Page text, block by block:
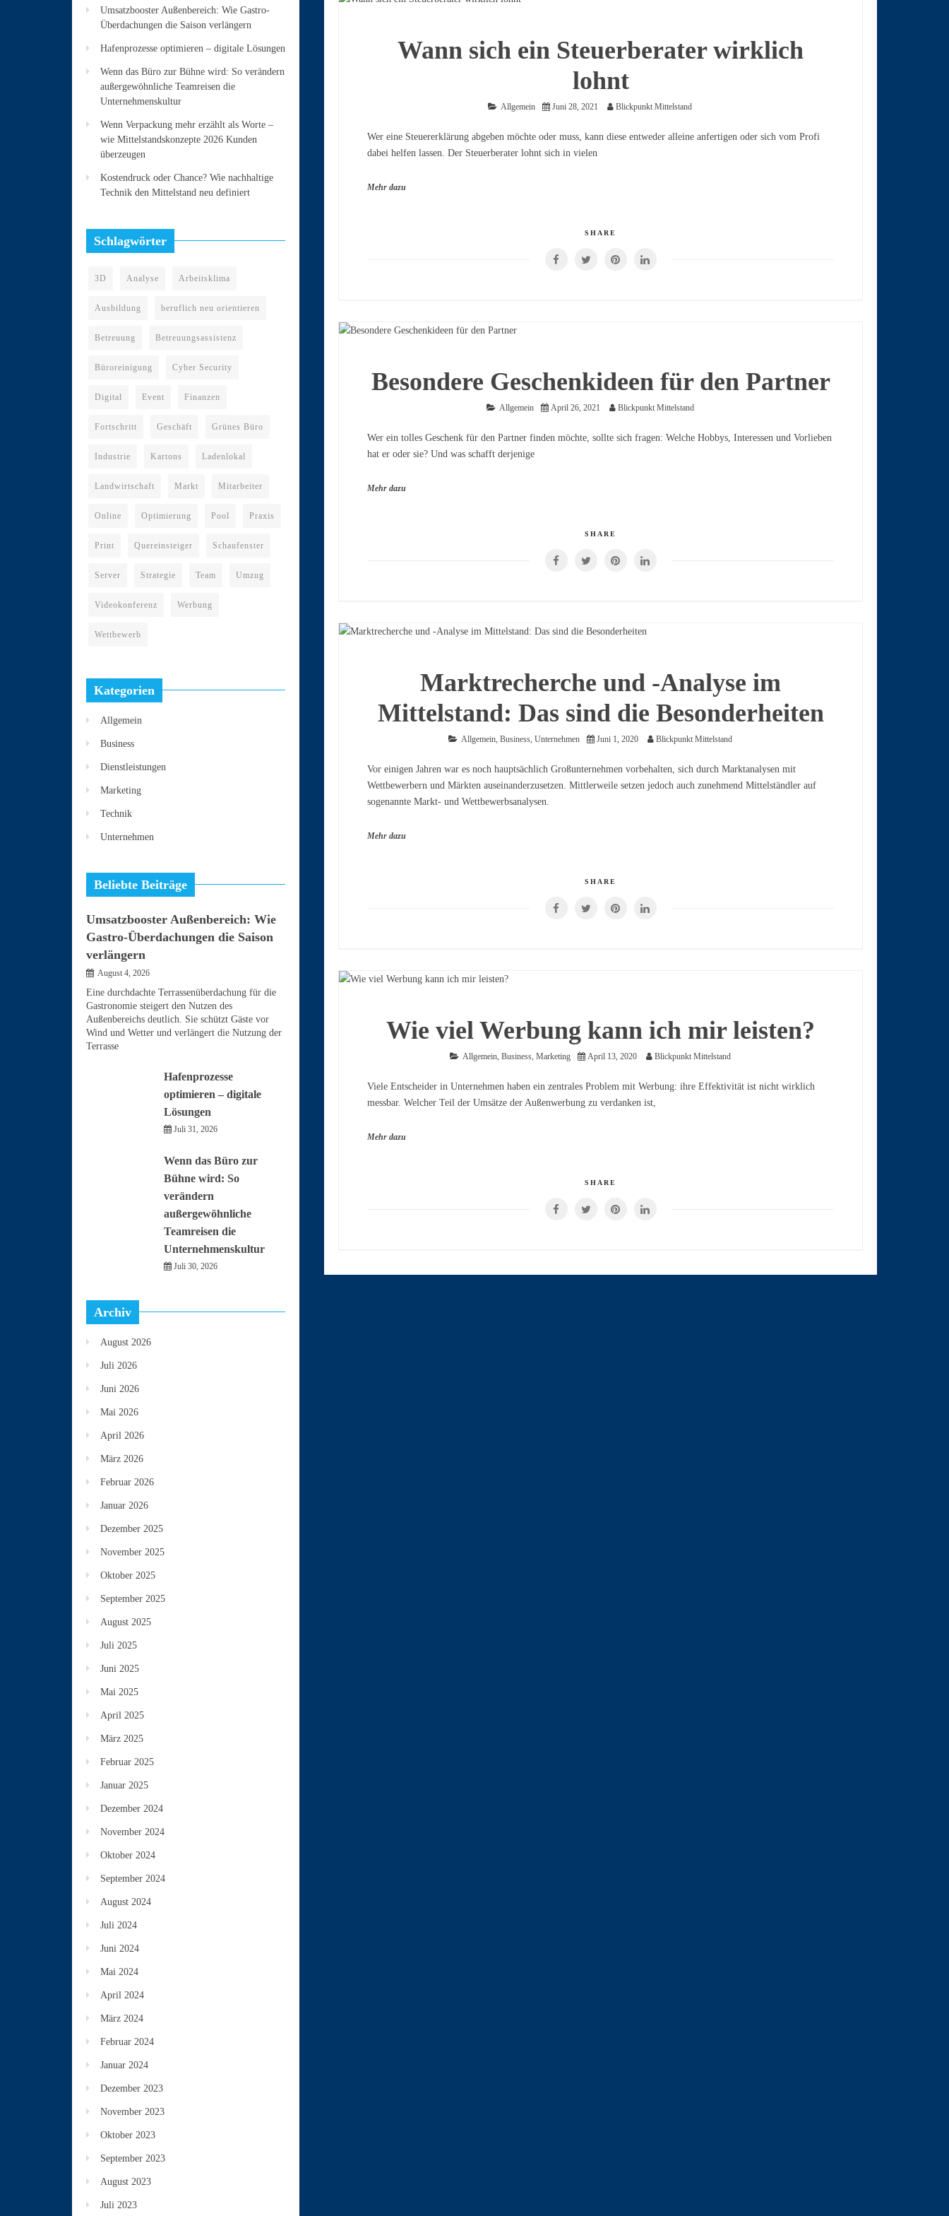
Wann sich ein Steuerberater wirklich
lohnt
Allgemein Juni 28, 2021 Blickpunkt Mittelstand
Wer eine Steuererklärung abgeben möchte oder muss, kann diese entweder alleine anfertigen oder sich vom Profi
dabei helfen lassen. Der Steuerberater lohnt sich in vielen
Mehr dazu
SHARE
Besondere Geschenkideen für den Partner
Allgemein April 26, 2021 Blickpunkt Mittelstand
Wer ein tolles Geschenk für den Partner finden möchte, sollte sich fragen: Welche Hobbys, Interessen und Vorlieben
hat er oder sie? Und was schafft derjenige
Mehr dazu
SHARE
Marktrecherche und -Analyse im
Mittelstand: Das sind die Besonderheiten
Allgemein, Business, Unternehmen Juni 1, 2020 Blickpunkt Mittelstand
Vor einigen Jahren war es noch hauptsächlich Großunternehmen vorbehalten, sich durch Marktanalysen mit
Wettbewerbern und Märkten auseinanderzusetzen. Mittlerweile setzen jedoch auch zunehmend Mittelständler auf
sogenannte Markt- und Wettbewerbsanalysen.
Mehr dazu
SHARE
Wie viel Werbung kann ich mir leisten?
Allgemein, Business, Marketing April 13, 2020 Blickpunkt Mittelstand
Viele Entscheider in Unternehmen haben ein zentrales Problem mit Werbung: ihre Effektivität ist nicht wirklich
messbar. Welcher Teil der Umsätze der Außenwerbung zu verdanken ist,
Mehr dazu
SHARE
Umsatzbooster Außenbereich: Wie Gastro-
Überdachungen die Saison verlängern
Hafenprozesse optimieren – digitale Lösungen
Wenn das Büro zur Bühne wird: So verändern
außergewöhnliche Teamreisen die
Unternehmenskultur
Wenn Verpackung mehr erzählt als Worte –
wie Mittelstandskonzepte 2026 Kunden
überzeugen
Kostendruck oder Chance? Wie nachhaltige
Technik den Mittelstand neu definiert
Schlagwörter
3D Analyse Arbeitsklima
Ausbildung beruflich neu orientieren
Betreuung Betreuungsassistenz
Büroreinigung Cyber Security
Digital Event Finanzen
Fortschritt Geschäft Grünes Büro
Industrie Kartons Ladenlokal
Landwirtschaft Markt Mitarbeiter
Online Optimierung Pool Praxis
Print Quereinsteiger Schaufenster
Server Strategie Team Umzug
Videokonferenz Werbung
Wettbewerb
Kategorien
Allgemein
Business
Dienstleistungen
Marketing
Technik
Unternehmen
Beliebte Beiträge
Umsatzbooster Außenbereich: Wie
Gastro-Überdachungen die Saison
verlängern
August 4, 2026
Eine durchdachte Terrassenüberdachung für die
Gastronomie steigert den Nutzen des
Außenbereichs deutlich. Sie schützt Gäste vor
Wind und Wetter und verlängert die Nutzung der
Terrasse
Hafenprozesse
optimieren – digitale
Lösungen
Juli 31, 2026
Wenn das Büro zur
Bühne wird: So
verändern
außergewöhnliche
Teamreisen die
Unternehmenskultur
Juli 30, 2026
Archiv
August 2026
Juli 2026
Juni 2026
Mai 2026
April 2026
März 2026
Februar 2026
Januar 2026
Dezember 2025
November 2025
Oktober 2025
September 2025
August 2025
Juli 2025
Juni 2025
Mai 2025
April 2025
März 2025
Februar 2025
Januar 2025
Dezember 2024
November 2024
Oktober 2024
September 2024
August 2024
Juli 2024
Juni 2024
Mai 2024
April 2024
März 2024
Februar 2024
Januar 2024
Dezember 2023
November 2023
Oktober 2023
September 2023
August 2023
Juli 2023